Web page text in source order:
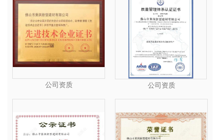
公司资质 公司资质